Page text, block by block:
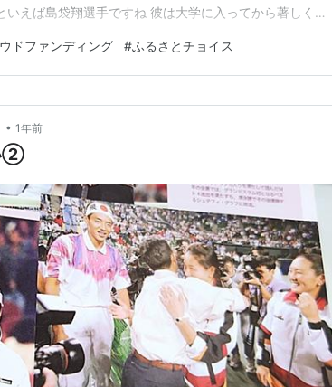
いえば島袋翔選手ですね 彼は大学に入ってから著しく成
たちがいうには 経験値あげるためにいろいろ回りたい
ドファンディング #ふるさとチョイス
• 1年前
②